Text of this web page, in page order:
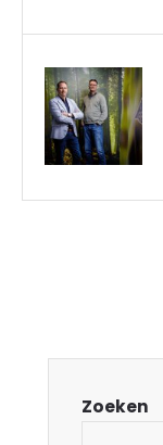
Zoeken